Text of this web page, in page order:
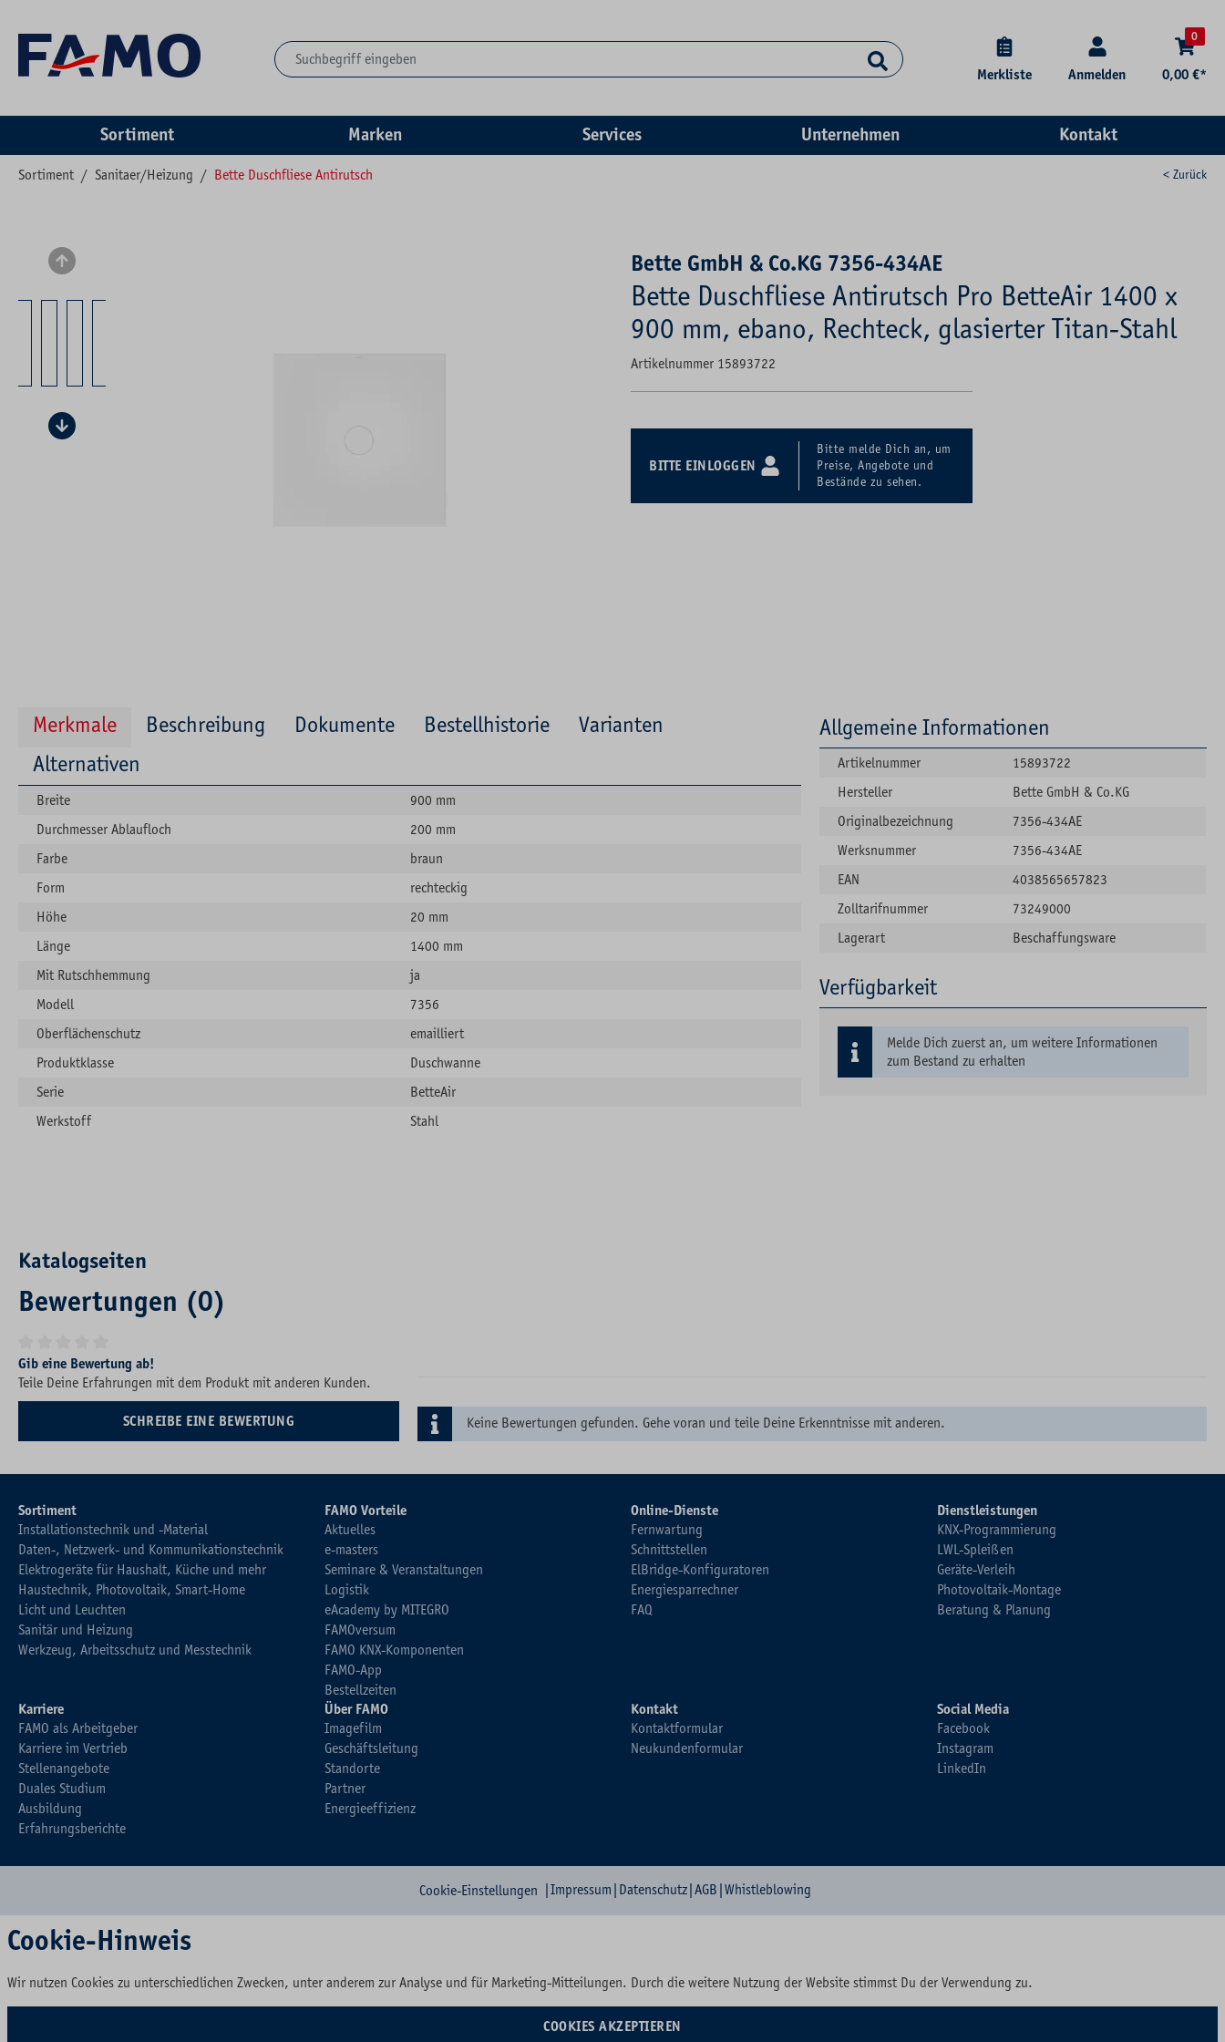
Merkliste Anmelden
0
0,00 €*
Sortiment Marken Services Unternehmen Kontakt
Sortiment / Sanitaer/Heizung / Bette Duschfliese Antirutsch < Zurück
Bildergalerie überspringen Bette GmbH & Co.KG 7356-434AE
Bette Duschfliese Antirutsch Pro BetteAir 1400 x
900 mm, ebano, Rechteck, glasierter Titan-Stahl
Artikelnummer 15893722
BITTE EINLOGGEN
Bitte melde Dich an, um
Preise, Angebote und
Bestände zu sehen.
Merkmale Beschreibung Dokumente Bestellhistorie
Varianten
Alternativen
Breite
900 mm
Durchmesser Ablaufloch
200 mm
Farbe
braun
Form
rechteckig
Höhe
20 mm
Länge
1400 mm
Mit Rutschhemmung
ja
Modell
7356
Oberflächenschutz
emailliert
Produktklasse
Duschwanne
Serie
BetteAir
Werkstoff
Stahl
Allgemeine Informationen
Artikelnummer
15893722
Hersteller
Bette GmbH & Co.KG
Originalbezeichnung
7356-434AE
Werksnummer
7356-434AE
EAN
4038565657823
Zolltarifnummer
73249000
Lagerart
Beschaffungsware
Verfügbarkeit
Melde Dich zuerst an, um weitere Informationen
zum Bestand zu erhalten
Katalogseiten
Bewertungen (0)
Durchschnittliche Bewertung von 0 von 5 Sternen
Gib eine Bewertung ab!
Teile Deine Erfahrungen mit dem Produkt mit anderen Kunden.
SCHREIBE EINE BEWERTUNG Keine Bewertungen gefunden. Gehe voran und teile Deine Erkenntnisse mit anderen.
Sortiment
Installationstechnik und -Material
Daten-, Netzwerk- und Kommunikationstechnik
Elektrogeräte für Haushalt, Küche und mehr
Haustechnik, Photovoltaik, Smart-Home
Licht und Leuchten
Sanitär und Heizung
Werkzeug, Arbeitsschutz und Messtechnik
FAMO Vorteile
Aktuelles
e-masters
Seminare & Veranstaltungen
Logistik
eAcademy by MITEGRO
FAMOversum
FAMO KNX-Komponenten
FAMO-App
Bestellzeiten
Online-Dienste
Fernwartung
Schnittstellen
ElBridge-Konfiguratoren
Energiesparrechner
FAQ
Dienstleistungen
KNX-Programmierung
LWL-Spleißen
Geräte-Verleih
Photovoltaik-Montage
Beratung & Planung
Karriere
FAMO als Arbeitgeber
Karriere im Vertrieb
Stellenangebote
Duales Studium
Ausbildung
Erfahrungsberichte
Über FAMO
Imagefilm
Geschäftsleitung
Standorte
Partner
Energieeffizienz
Kontakt
Kontaktformular
Neukundenformular
Social Media
Facebook
Instagram
LinkedIn
Cookie-Einstellungen Impressum Datenschutz AGB Whistleblowing
Cookie-Hinweis
Wir nutzen Cookies zu unterschiedlichen Zwecken, unter anderem zur Analyse und für Marketing-Mitteilungen. Durch die weitere Nutzung der Website stimmst Du der Verwendung zu.
COOKIES AKZEPTIEREN